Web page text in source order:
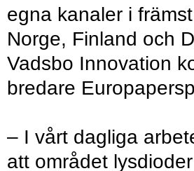
egna kanaler i
Norge, Finland och
Vadsbo Innovation
bredare
– I vårt dagliga
att området